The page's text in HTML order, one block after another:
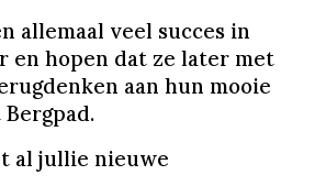
allemaal veel succes in
en hopen dat ze later met
aan hun mooie
al jullie nieuwe